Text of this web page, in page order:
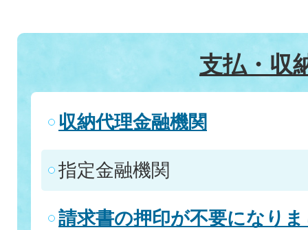
支払・収
収納代理金融機関
指定金融機関
請求書の押印が不要になり